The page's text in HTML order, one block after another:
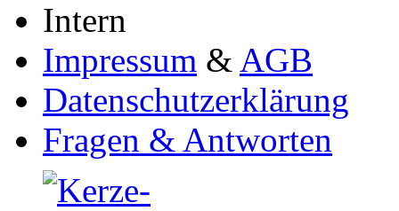
Intern
Impressum & AGB
Datenschutzerklärung
Fragen & Antworten